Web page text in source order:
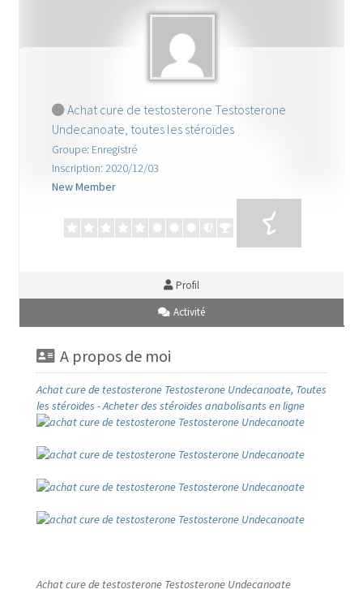
Caligula
Facturation de séjour
formulaire des stagiaires
Gestion de Mariage
Hotel
inscrieleve
inscription des etudiants
Achat cure de testosterone Testosterone
Undecanoate, toutes les stéroïdes
Groupe: Enregistré
Inscription: 2020/12/03
New Member
Profil
Activité
A propos de moi
Achat cure de testosterone Testosterone Undecanoate, Toutes
les stéroïdes - Acheter des stéroïdes anabolisants en ligne
Achat cure de testosterone Testosterone Undecanoate